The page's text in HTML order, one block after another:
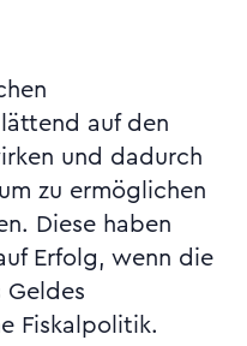
auf den
und dadurch
zu ermöglichen
Diese haben
Erfolg, wenn die
Geldes
Fiskalpolitik.